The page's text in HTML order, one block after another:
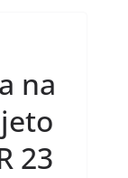
na
23